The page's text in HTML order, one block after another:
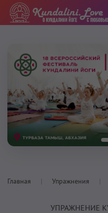
Главная Упражнения
УПРАЖНЕНИЕ